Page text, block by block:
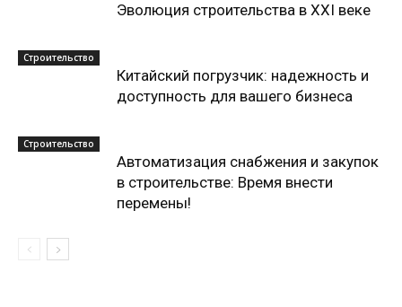
Эволюция строительства в XXI веке
Строительство
Китайский погрузчик: надежность и
доступность для вашего бизнеса
Строительство
Автоматизация снабжения и закупок
в строительстве: Время внести
перемены!